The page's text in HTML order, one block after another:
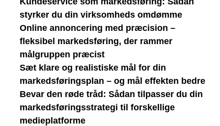
styrker du din virksomheds omdømme
Online annoncering med præcision –
fleksibel markedsføring, der rammer
målgruppen præcist
Sæt klare og realistiske mål for din
markedsføringsplan – og mål effekten bedre
Bevar den røde tråd: Sådan tilpasser du din
markedsføringsstrategi til forskellige
medieplatforme